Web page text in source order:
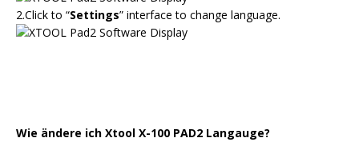
2.Click to “Settings” interface to change language.
Wie ändere ich Xtool X-100 PAD2 Langauge?